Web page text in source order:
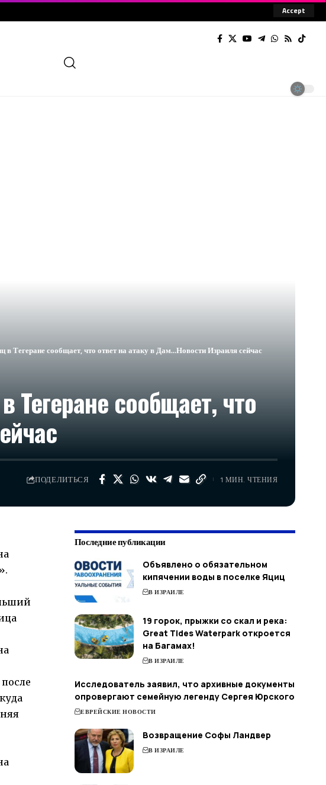
Accept
в Тегеране сообщает, что ответ на атаку в Дам…​Новости Израиля сейчас
сообщает, что
ПОДЕЛИТЬСЯ 1 МИН. ЧТЕНИЯ
Последние публикации
Объявлено о обязательном
кипячении воды в поселке Яциц
В ИЗРАИЛЕ
19 горок, прыжки со скал и река:
Great Tides Waterpark откроется
на Багамах!
В ИЗРАИЛЕ
Исследователь заявил, что архивные документы
опровергают семейную легенду Сергея Юрского
ЕВРЕЙСКИЕ НОВОСТИ
Возвращение Софы Ландвер
В ИЗРАИЛЕ